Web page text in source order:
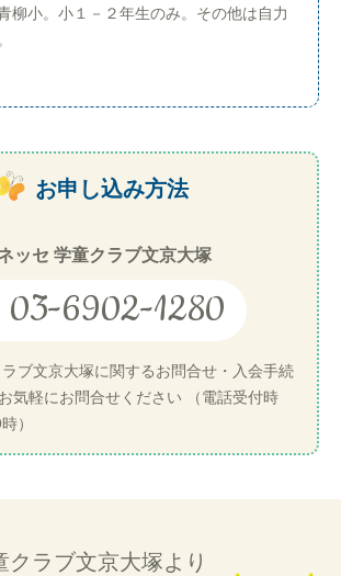
柳小。小１－２年生のみ。その他は自力
お申し込み方法
ッセ 学童クラブ文京大塚
03-6902-1280
ブ文京大塚に関するお問合せ・入会手続
気軽にお問合せください （電話受付時
）
クラブ文京大塚より